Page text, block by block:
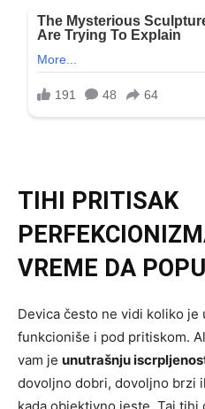
TIHI PRITISAK
VREME DA
Devica često ne vidi koliko je
funkcioniše i pod pritiskom.
vam je unutrašnju
dovoljno dobri, dovoljno brzi